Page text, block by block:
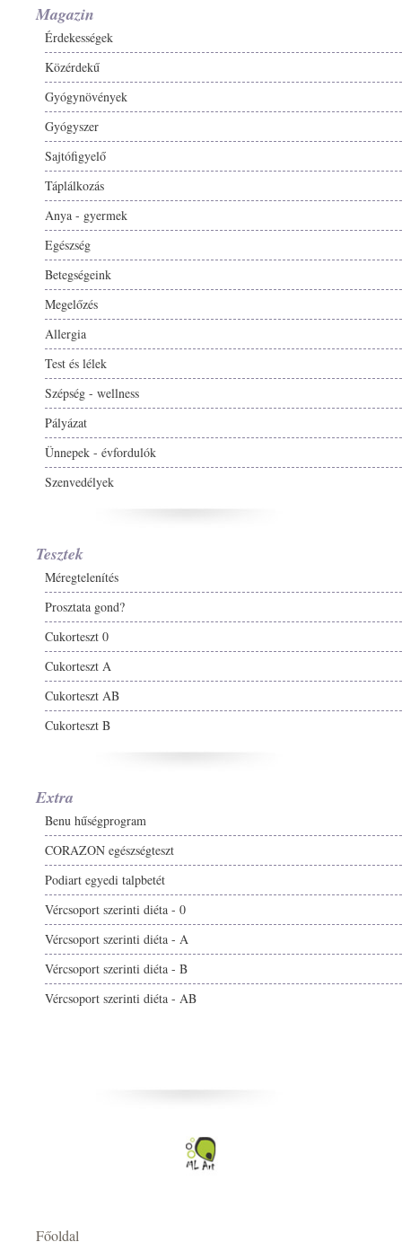
Magazin
Érdekességek
Közérdekű
Gyógynövények
Gyógyszer
Sajtófigyelő
Táplálkozás
Anya - gyermek
Egészség
Betegségeink
Megelőzés
Allergia
Test és lélek
Szépség - wellness
Pályázat
Ünnepek - évfordulók
Szenvedélyek
Tesztek
Méregtelenítés
Prosztata gond?
Cukorteszt 0
Cukorteszt A
Cukorteszt AB
Cukorteszt B
Extra
Benu hűségprogram
CORAZON egészségteszt
Podiart egyedi talpbetét
Vércsoport szerinti diéta - 0
Vércsoport szerinti diéta - A
Vércsoport szerinti diéta - B
Vércsoport szerinti diéta - AB
Főoldal